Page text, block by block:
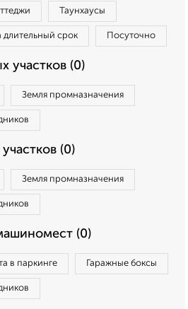
Таунхаусы
длительный срок Посуточно
участков (0)
Земля промназначения
(0)
Земля промназначения
(0)
в паркинге Гаражные боксы